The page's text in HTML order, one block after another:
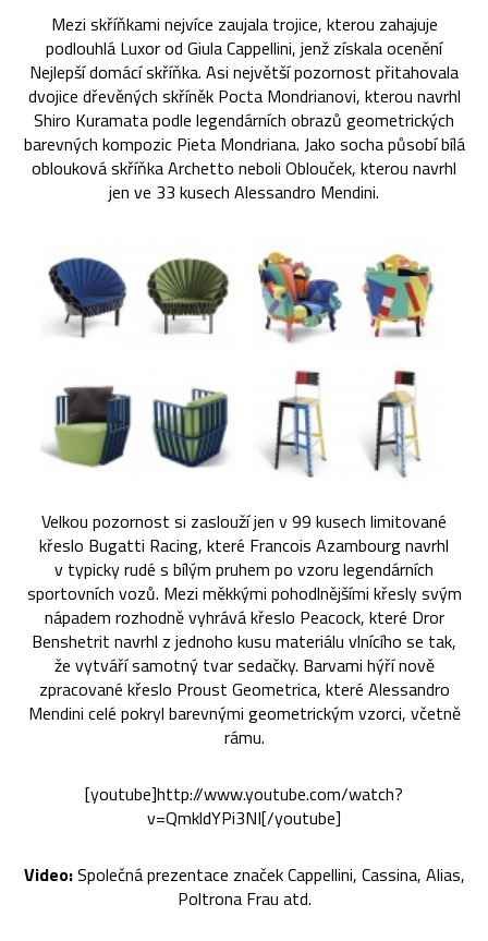
Mezi skříňkami nejvíce zaujala trojice, kterou zahajuje
podlouhlá Luxor od Giula Cappellini, jenž získala ocenění
Nejlepší domácí skříňka. Asi největší pozornost přitahovala
dvojice dřevěných skříněk Pocta Mondrianovi, kterou navrhl
Shiro Kuramata podle legendárních obrazů geometrických
barevných kompozic Pieta Mondriana. Jako socha působí bílá
oblouková skříňka Archetto neboli Oblouček, kterou navrhl
jen ve 33 kusech Alessandro Mendini.
Velkou pozornost si zaslouží jen v 99 kusech limitované
křeslo Bugatti Racing, které Francois Azambourg navrhl
v typicky rudé s bílým pruhem po vzoru legendárních
sportovních vozů. Mezi měkkými pohodlnějšími křesly svým
nápadem rozhodně vyhrává křeslo Peacock, které Dror
Benshetrit navrhl z jednoho kusu materiálu vlnícího se tak,
že vytváří samotný tvar sedačky. Barvami hýří nově
zpracované křeslo Proust Geometrica, které Alessandro
Mendini celé pokryl barevnými geometrickým vzorci, včetně
rámu.
[youtube]http://www.youtube.com/watch?
v=QmkldYPi3NI[/youtube]
Video:Společná prezentace značek Cappellini, Cassina, Alias,
Poltrona Frau atd.